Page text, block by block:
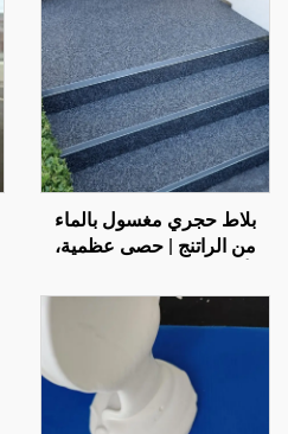
بلاط حجري مغسول بالماء
من الراتنج | حصى عظمية،
حجرية للتطبيقات التجارية
والسكنية